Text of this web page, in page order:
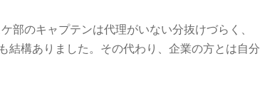
部のキャプテンは代理がいない分抜けづらく、
結構ありました。その代わり、企業の方とは自分